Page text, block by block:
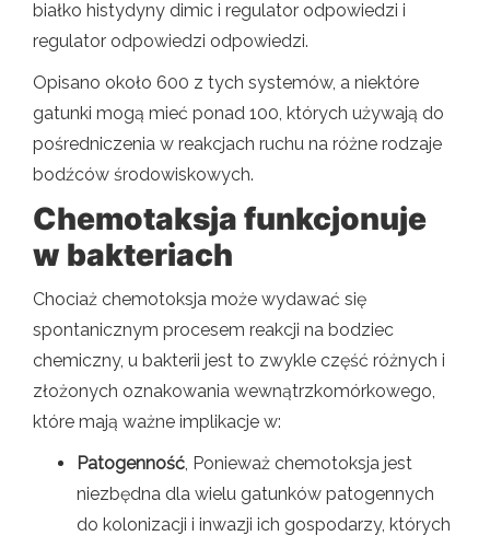
białko histydyny dimic i regulator odpowiedzi i
regulator odpowiedzi odpowiedzi.
Opisano około 600 z tych systemów, a niektóre
gatunki mogą mieć ponad 100, których używają do
pośredniczenia w reakcjach ruchu na różne rodzaje
bodźców środowiskowych.
Chemotaksja funkcjonuje
w bakteriach
Chociaż chemotoksja może wydawać się
spontanicznym procesem reakcji na bodziec
chemiczny, u bakterii jest to zwykle część różnych i
złożonych oznakowania wewnątrzkomórkowego,
które mają ważne implikacje w:
Patogenność, Ponieważ chemotoksja jest
niezbędna dla wielu gatunków patogennych
do kolonizacji i inwazji ich gospodarzy, których